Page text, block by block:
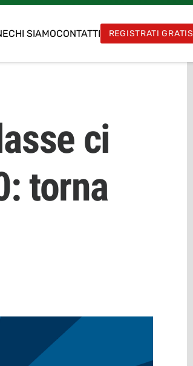
CHI SIAMOCONTATTI REGISTRATI GRATIS
ci
torna